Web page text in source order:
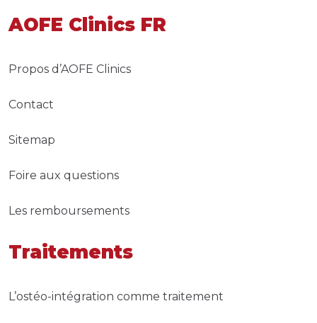
AOFE Clinics FR
Propos d’AOFE Clinics
Contact
Sitemap
Foire aux questions
Les remboursements
Traitements
L’ostéo-intégration comme traitement